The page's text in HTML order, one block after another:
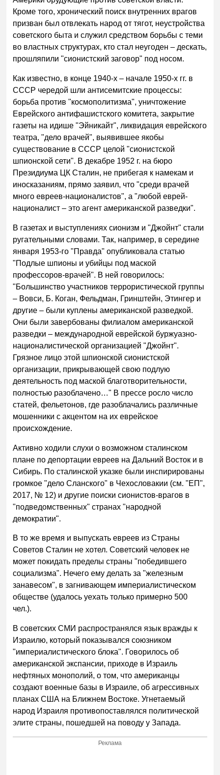
Кроме того, хронический поиск внутренних врагов
призван был отвлекать народ от тягот, неустройства
советского быта и служил средством борьбы с теми
во властных структурах, кто стал неугоден – дескать,
прошляпили "сионистский заговор" под носом.
Как известно, в конце 1940-х – начале 1950-х гг. в
СССР чередой шли антисемитские процессы:
борьба против "космополитизма", уничтожение
Еврейского антифашистского комитета, закрытие
газеты на идише "Эйникайт", ликвидация еврейского
театра, "дело врачей", выявившее якобы
существование в СССР целой "сионистской
шпионской сети". В декабре 1952 г. на бюро
Президиума ЦК Сталин, не прибегая к намекам и
иносказаниям, прямо заявил, что "среди врачей
много евреев-националистов", а "любой еврей-
националист – это агент американской разведки".
В газетах и выступлениях сионизм и "Джойнт" стали
ругательными словами. Так, например, в середине
января 1953-го "Правда" опубликовала статью
"Подлые шпионы и убийцы под маской
профессоров-врачей". В ней говорилось:
"Большинство участников террористической группы
– Вовси, Б. Коган, Фельдман, Гринштейн, Этингер и
другие – были куплены американской разведкой.
Они были завербованы филиалом американской
разведки – международной еврейской буржуазно-
националистической организацией "Джойнт".
Грязное лицо этой шпионской сионистской
организации, прикрывающей свою подлую
деятельность под маской благотворительности,
полностью разоблачено…" В прессе росло число
статей, фельетонов, где разоблачались различные
мошенники с акцентом на их еврейское
происхождение.
Активно ходили слухи о возможном сталинском
плане по депортации евреев на Дальний Восток и в
Сибирь. По сталинской указке были инспирированы
громкое "дело Сланского" в Чехословакии (см. "ЕП",
2017, № 12) и другие поиски сионистов-врагов в
"подведомственных" странах "народной
демократии".
В то же время и выпускать евреев из Страны
Советов Сталин не хотел. Советский человек не
может покидать пределы страны "победившего
социализма". Нечего ему делать за "железным
занавесом", в загнивающем империалистическом
обществе (удалось уехать только примерно 500
чел.).
В советских СМИ распространялся язык вражды к
Израилю, который показывался союзником
"империалистического блока". Говорилось об
американской экспансии, приходе в Израиль
нефтяных монополий, о том, что американцы
создают военные базы в Израиле, об агрессивных
планах США на Ближнем Востоке. Угнетаемый
народ Израиля противопоставлялся политической
элите страны, пошедшей на поводу у Запада.
Реклама